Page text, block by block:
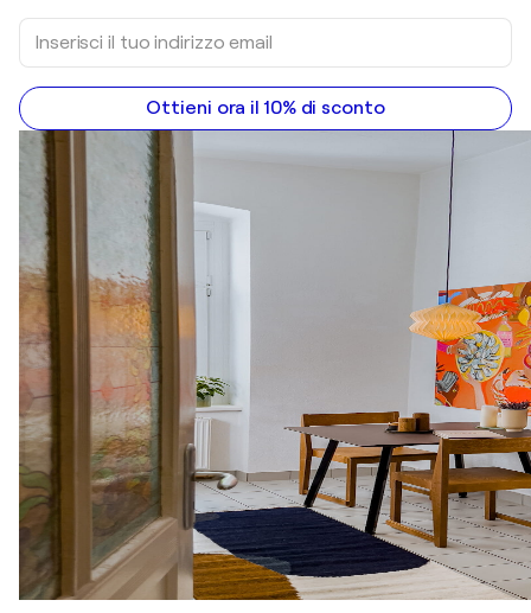
Ottieni ora il 10% di sconto